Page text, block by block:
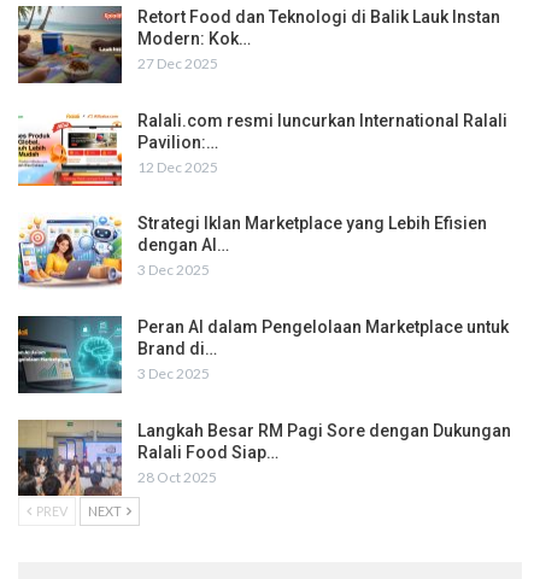
Retort Food dan Teknologi di Balik Lauk Instan
Modern: Kok…
27 Dec 2025
Ralali.com resmi luncurkan International Ralali
Pavilion:…
12 Dec 2025
Strategi Iklan Marketplace yang Lebih Efisien
dengan AI…
3 Dec 2025
Peran AI dalam Pengelolaan Marketplace untuk
Brand di…
3 Dec 2025
Langkah Besar RM Pagi Sore dengan Dukungan
Ralali Food Siap…
28 Oct 2025
PREV NEXT